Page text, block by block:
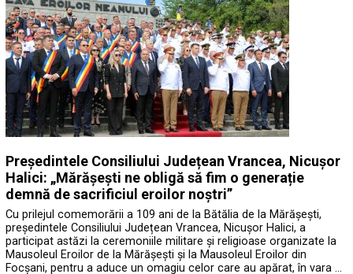
Președintele Consiliului Județean Vrancea, Nicușor
Halici: „Mărășești ne obligă să fim o generație
demnă de sacrificiul eroilor noștri”
Cu prilejul comemorării a 109 ani de la Bătălia de la Mărășești,
președintele Consiliului Județean Vrancea, Nicușor Halici, a
participat astăzi la ceremoniile militare și religioase organizate la
Mausoleul Eroilor de la Mărășești și la Mausoleul Eroilor din
Focșani, pentru a aduce un omagiu celor care au apărat, în vara …